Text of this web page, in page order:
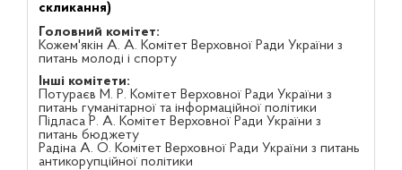
скликання)
Головний комітет:
Кожем'якін А. А. Комітет Верховної Ради України з
питань молоді і спорту
Інші комітети:
Потураєв М. Р. Комітет Верховної Ради України з
питань гуманітарної та інформаційної політики
Підласа Р. А. Комітет Верховної Ради України з
питань бюджету
Радіна А. О. Комітет Верховної Ради України з питань
антикорупційної політики